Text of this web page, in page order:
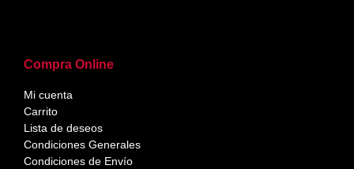
Compra Online
Mi cuenta
Carrito
Lista de deseos
Condiciones Generales
Condiciones de Envío